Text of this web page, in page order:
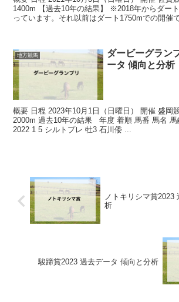
1400m 【過去10年の結果】 ※2018年からダー
っています。それ以前はダート1750mでの開催
地方競馬
ダービーグラン
ータ 傾向と分析
概要 日程 2023年10月1日（日曜日） 開催 盛岡
2000m 過去10年の結果 年度 着順 馬番 馬名 馬
2022 1 5 シルトプレ 牡3 石川倭 ...
ノトキリシマ賞2023
析
駿蹄賞2023 過去データ 傾向と分析